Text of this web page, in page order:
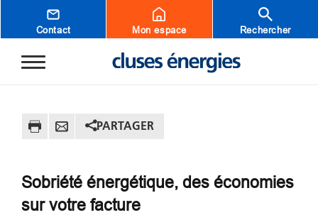
Aller au contenu principal
Contact Mon espace Rechercher
PARTAGER
Sobriété énergétique, des économies
sur votre facture